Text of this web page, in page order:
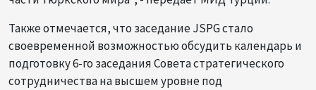
Также отмечается, что заседание JSPG стало
своевременной возможностью обсудить календарь и
подготовку 6-го заседания Совета стратегического
сотрудничества на высшем уровне под